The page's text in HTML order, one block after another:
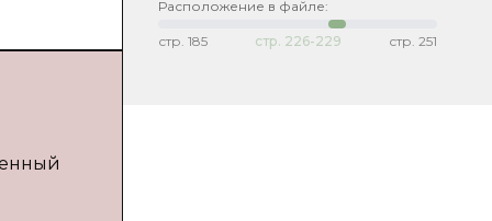
Расположение в файле:
стр. 185 стр. 226-229 стр. 251